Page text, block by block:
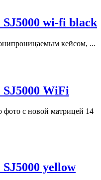
wi-fi black
кейсом, ...
WiFi
с новой матрицей 14
yellow